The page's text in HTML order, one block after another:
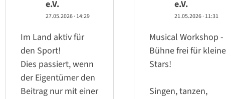
e.V.
27.05.2026· 14:29
Im Land aktiv für
den Sport!
Dies passiert, wenn
der Eigentümer den
Beitrag nur mit einer
e.V.
21.05.2026· 11:31
Musical Workshop -
Bühne frei für kleine
Stars!
Singen, tanzen,